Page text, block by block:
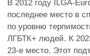
В 2012 году ILGA-
последнее место в
по уровню
ЛГБТК+ людей. К
23-е место. Этот